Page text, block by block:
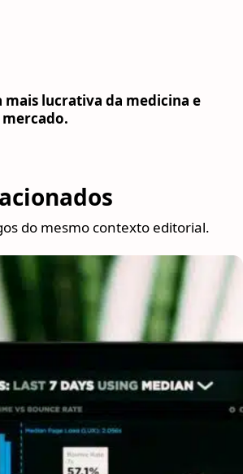
mais lucrativa da medicina e
do mesmo contexto editorial.